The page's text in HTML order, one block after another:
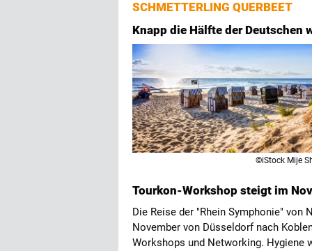
SCHMETTERLING QUERBEET
Knapp die Hälfte der Deutschen
©iStock Mije
Tourkon-Workshop steigt im
Die Reise der "Rhein Symphonie"
November von Düsseldorf nach
Workshops und Networking. Hygiene